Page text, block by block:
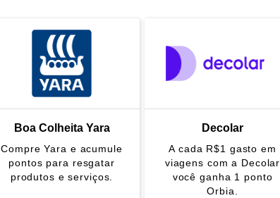
Boa Colheita Yara
Compre Yara e acumule
pontos para resgatar
produtos e serviços.
Decolar
A cada R$1 gasto em
viagens com a Decolar
você ganha 1 ponto
Orbia.